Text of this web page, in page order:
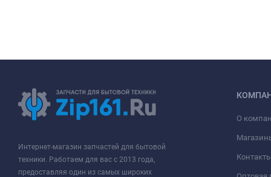
Интернет-магазин запчастей для бытовой
техники. Работаем для вас с 2013 года,
предоставляя один из самых широких
О